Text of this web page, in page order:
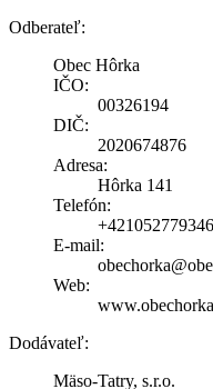
Odberateľ:
Obec Hôrka
IČO:
00326194
DIČ:
2020674876
Adresa:
Hôrka 141
Telefón:
E-mail:
Web:
Dodávateľ:
Mäso-Tatry, s.r.o.